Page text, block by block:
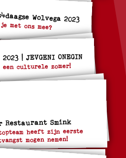
Wolvega 2023
met ons mee?
2023 | JEVGENI ONEGIN
een culturele zomer!
Smink
heeft zijn eerste
mogen nemen!